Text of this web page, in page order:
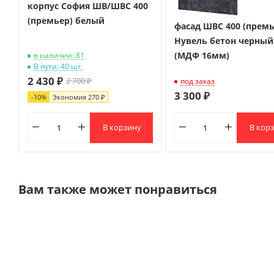
корпус София ШВ/ШВС 400
(премьер) белый
в наличии: 81
В пути: 40 шт.
2 430 ₽ 2 700 ₽
-10% Экономия 270 ₽
В корзину
фасад ШВС 400
Нувель бетон черный
(МДФ 16мм)
под заказ
3 300 ₽
В
Вам также может понравиться